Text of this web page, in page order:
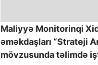
Maliyyə Monitorinqi
əməkdaşları “Strateji
mövzusunda təlimdə